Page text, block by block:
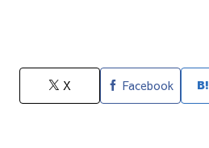
X Facebook